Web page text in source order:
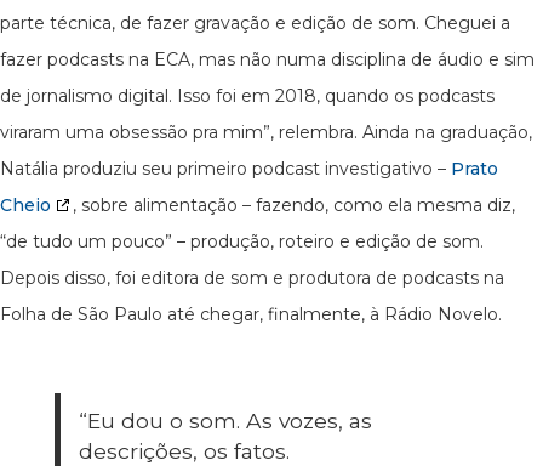
parte técnica, de fazer gravação e edição de som. Cheguei a
fazer podcasts na ECA, mas não numa disciplina de áudio e sim
de jornalismo digital. Isso foi em 2018, quando os podcasts
viraram uma obsessão pra mim”, relembra. Ainda na graduação,
Natália produziu seu primeiro podcast investigativo – Prato
Cheio
, sobre alimentação – fazendo, como ela mesma diz,
“de tudo um pouco” – produção, roteiro e edição de som.
Depois disso, foi editora de som e produtora de podcasts na
Folha de São Paulo até chegar, finalmente, à Rádio Novelo.
“Eu dou o som. As vozes, as
descrições, os fatos.